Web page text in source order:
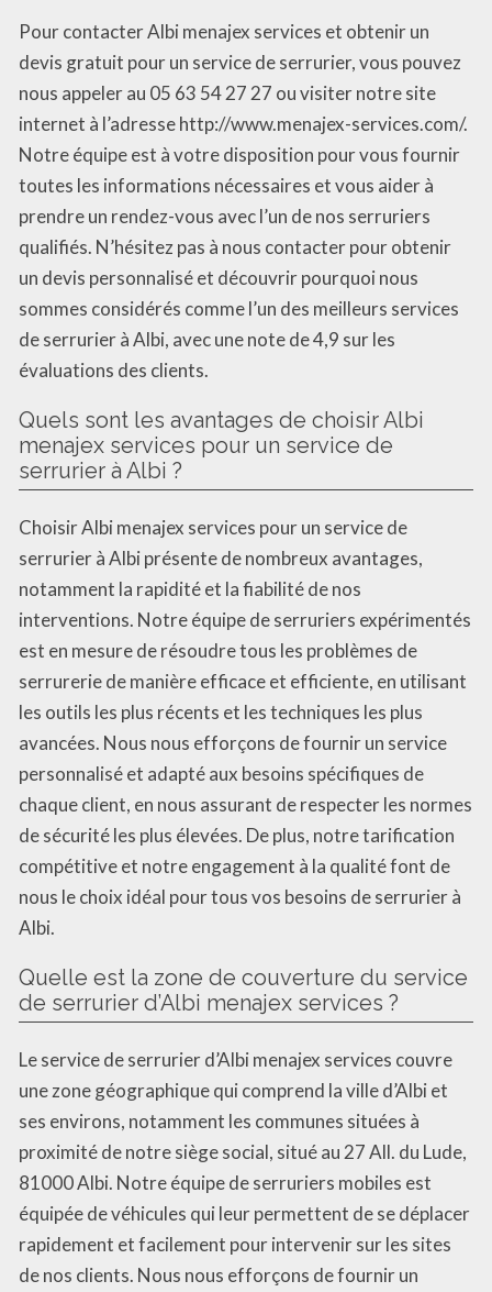
Pour contacter Albi menajex services et obtenir un
devis gratuit pour un service de serrurier, vous pouvez
nous appeler au 05 63 54 27 27 ou visiter notre site
internet à l’adresse http://www.menajex-services.com/.
Notre équipe est à votre disposition pour vous fournir
toutes les informations nécessaires et vous aider à
prendre un rendez-vous avec l’un de nos serruriers
qualifiés. N’hésitez pas à nous contacter pour obtenir
un devis personnalisé et découvrir pourquoi nous
sommes considérés comme l’un des meilleurs services
de serrurier à Albi, avec une note de 4,9 sur les
évaluations des clients.
Quels sont les avantages de choisir Albi
menajex services pour un service de
serrurier à Albi ?
Choisir Albi menajex services pour un service de
serrurier à Albi présente de nombreux avantages,
notamment la rapidité et la fiabilité de nos
interventions. Notre équipe de serruriers expérimentés
est en mesure de résoudre tous les problèmes de
serrurerie de manière efficace et efficiente, en utilisant
les outils les plus récents et les techniques les plus
avancées. Nous nous efforçons de fournir un service
personnalisé et adapté aux besoins spécifiques de
chaque client, en nous assurant de respecter les normes
de sécurité les plus élevées. De plus, notre tarification
compétitive et notre engagement à la qualité font de
nous le choix idéal pour tous vos besoins de serrurier à
Albi.
Quelle est la zone de couverture du service
de serrurier d’Albi menajex services ?
Le service de serrurier d’Albi menajex services couvre
une zone géographique qui comprend la ville d’Albi et
ses environs, notamment les communes situées à
proximité de notre siège social, situé au 27 All. du Lude,
81000 Albi. Notre équipe de serruriers mobiles est
équipée de véhicules qui leur permettent de se déplacer
rapidement et facilement pour intervenir sur les sites
de nos clients. Nous nous efforçons de fournir un